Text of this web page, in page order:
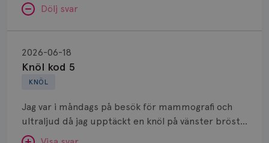
Dölj svar
KNÖL
Knöl kod 5
2026-06-18
Jag var i måndags på besök för mammografi och
ultraljud då jag upptäckt en knöl på vänster bröst.
Innan dess får jag träffa en läkare som känner
kod